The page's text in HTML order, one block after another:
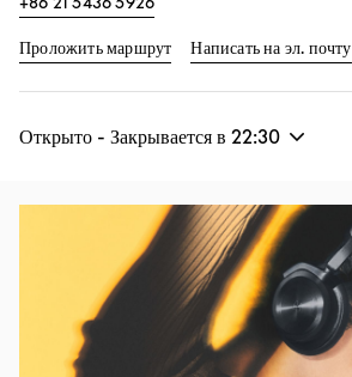
Проложить маршрутLink Opens in New Tab
Написать на эл. почту
Открыто - Закрывается в 22:30
Изображение события